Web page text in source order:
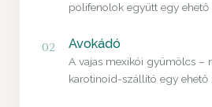
polifenolok együtt egy ehető
02 Avokádó
A vajas mexikói gyümölcs –
karotinoid-szállító egy ehető